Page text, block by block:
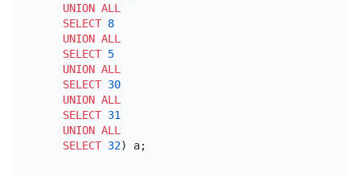
UNION ALL
SELECT 8
UNION ALL
SELECT 5
UNION ALL
SELECT 30
UNION ALL
SELECT 31
UNION ALL
SELECT 32